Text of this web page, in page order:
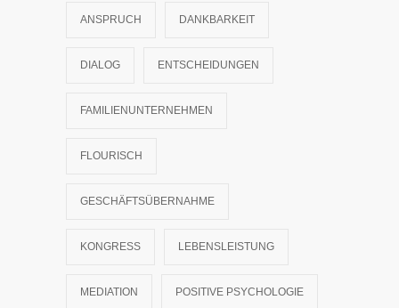
ANSPRUCH DANKBARKEIT
DIALOG ENTSCHEIDUNGEN
FAMILIENUNTERNEHMEN
FLOURISCH
GESCHÄFTSÜBERNAHME
KONGRESS LEBENSLEISTUNG
MEDIATION POSITIVE PSYCHOLOGIE